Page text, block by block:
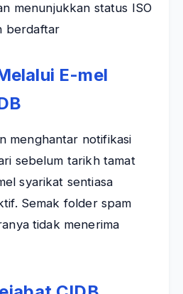
menunjukkan status ISO
berdaftar
E-mel
menghantar notifikasi
sebelum tarikh tamat
syarikat sentiasa
Semak folder spam
tidak menerima